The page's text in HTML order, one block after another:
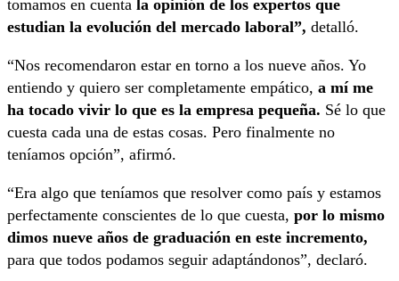
tomamos en cuenta la opinión de los expertos que
estudian la evolución del mercado laboral”, detalló.
“Nos recomendaron estar en torno a los nueve años. Yo
entiendo y quiero ser completamente empático, a mí me
ha tocado vivir lo que es la empresa pequeña. Sé lo que
cuesta cada una de estas cosas. Pero finalmente no
teníamos opción”, afirmó.
“Era algo que teníamos que resolver como país y estamos
perfectamente conscientes de lo que cuesta, por lo mismo
dimos nueve años de graduación en este incremento,
para que todos podamos seguir adaptándonos”, declaró.